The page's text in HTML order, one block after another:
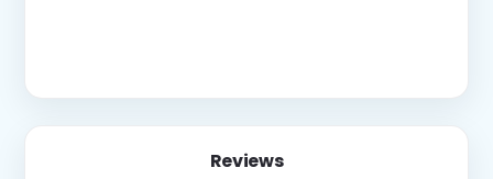
Reviews